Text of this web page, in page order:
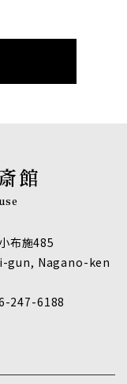
館
布施485
gun, Nagano-ken
247-6188